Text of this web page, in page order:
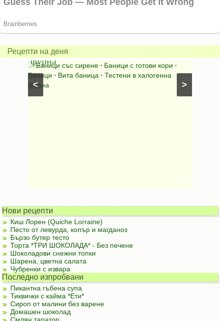
Рецепти на деня
>
<
Вита
баница
в
халогенна
фурна
Баници със сирене ⋅ Баници с готови кори ⋅
Баници ⋅ Вита баница ⋅ Тестени в халогенна
фурна
за
Нови рецепти
Киш Лорен (Quiche Lorraine)
Песто от левурда, копър и магданоз
Бързо бутер тесто
Торта *ТРИ ШОКОЛАДА* - Без печене
Шоколадови снежни топки
Шарена, цветна салата
Чубренки с извара
Последно изпробвани
Пикантна гъбена супа
Тиквички с кайма *Ети*
Сироп от малини без варене
Домашен шоколад
Смлян таратор